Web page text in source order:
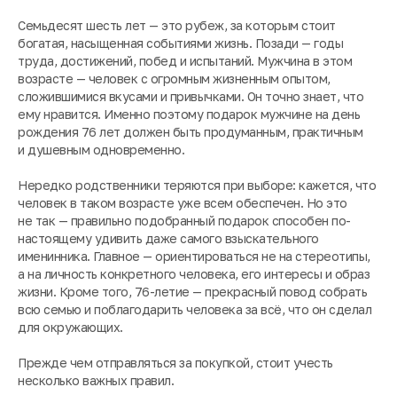
Семьдесят шесть лет — это рубеж, за которым стоит
богатая, насыщенная событиями жизнь. Позади — годы
труда, достижений, побед и испытаний. Мужчина в этом
возрасте — человек с огромным жизненным опытом,
сложившимися вкусами и привычками. Он точно знает, что
ему нравится. Именно поэтому подарок мужчине на день
рождения 76 лет должен быть продуманным, практичным
и душевным одновременно.
Нередко родственники теряются при выборе: кажется, что
человек в таком возрасте уже всем обеспечен. Но это
не так — правильно подобранный подарок способен по-
настоящему удивить даже самого взыскательного
именинника. Главное — ориентироваться не на стереотипы,
а на личность конкретного человека, его интересы и образ
жизни. Кроме того, 76-летие — прекрасный повод собрать
всю семью и поблагодарить человека за всё, что он сделал
для окружающих.
Прежде чем отправляться за покупкой, стоит учесть
несколько важных правил.